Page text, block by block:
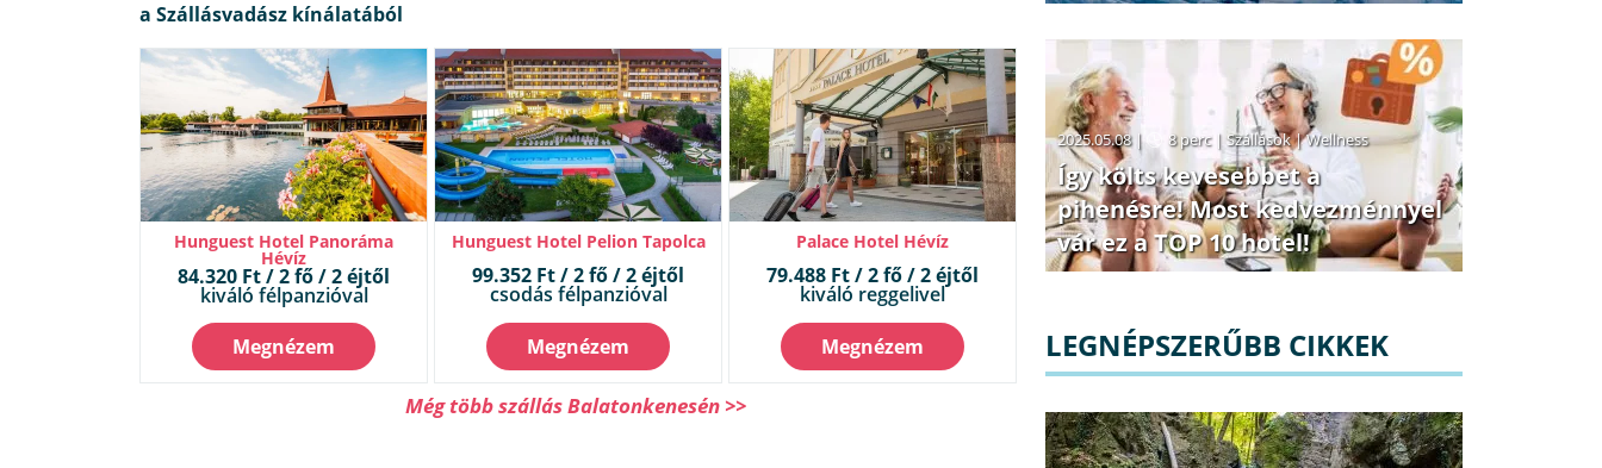
Hunguest Hotel Panoráma
Hévíz
84.320 Ft / 2 fő / 2 éjtől
kiváló félpanzióval
Megnézem
Hunguest Hotel Pelion Tapolca
99.352 Ft / 2 fő / 2 éjtől
csodás félpanzióval
Megnézem
Palace Hotel Hévíz
79.488 Ft / 2 fő / 2 éjtől
kiváló reggelivel
Megnézem
Még több szállás Balatonkenesén >>
2025.05.08 | 8 perc| Szállások|Wellness
Így költs kevesebbet a
pihenésre! Most kedvezménnyel
vár ez a TOP 10 hotel!
LEGNÉPSZERŰBB CIKKEK